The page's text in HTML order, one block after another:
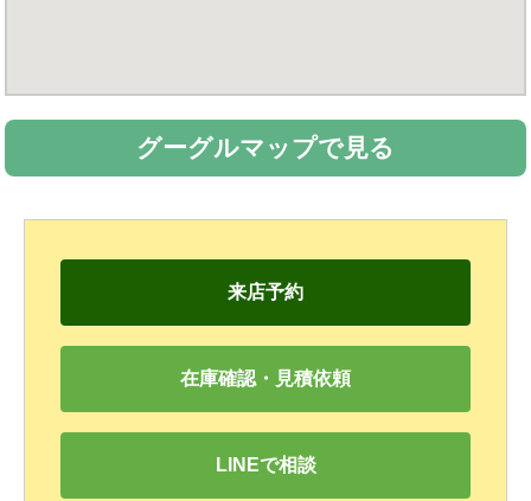
グーグルマップで見る
来店予約
在庫確認・見積依頼
LINEで相談